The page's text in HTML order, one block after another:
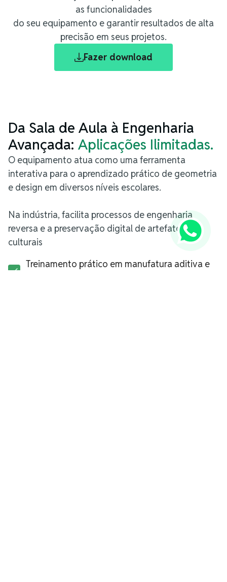
as funcionalidades
do seu equipamento e garantir resultados de alta
precisão em seus projetos.
Fazer download
Da Sala de Aula à Engenharia
Avançada: Aplicações Ilimitadas.
O equipamento atua como uma ferramenta
interativa para o aprendizado prático de geometria
e design em diversos níveis escolares.
Na indústria, facilita processos de engenharia
reversa e a preservação digital de artefatos
culturais
Treinamento prático em manufatura aditiva e